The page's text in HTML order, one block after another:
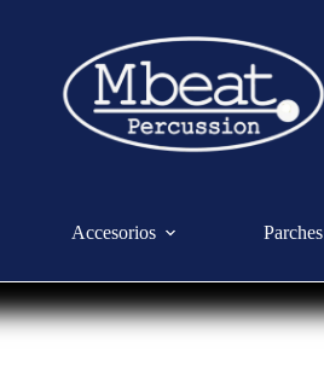
Accesorios Parches